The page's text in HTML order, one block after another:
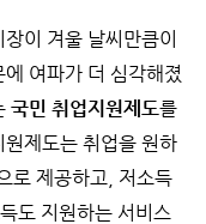
이 겨울 날씨만큼이
여파가 더 심각해졌
국민 취업지원제도를
제도는 취업을 원하
로 제공하고, 저소득
도 지원하는 서비스